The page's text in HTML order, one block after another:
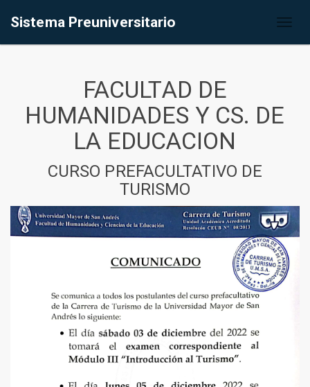
Sistema Preuniversitario
FACULTAD DE
HUMANIDADES Y CS. DE
LA EDUCACION
CURSO PREFACULTATIVO DE
TURISMO